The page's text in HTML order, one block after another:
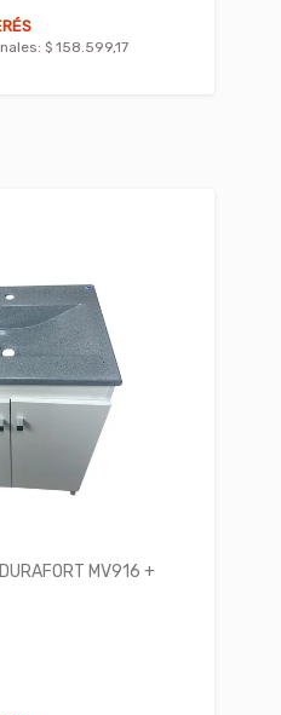
$ 158.599,17
MV916 +